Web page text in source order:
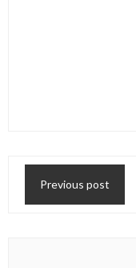
Previous post